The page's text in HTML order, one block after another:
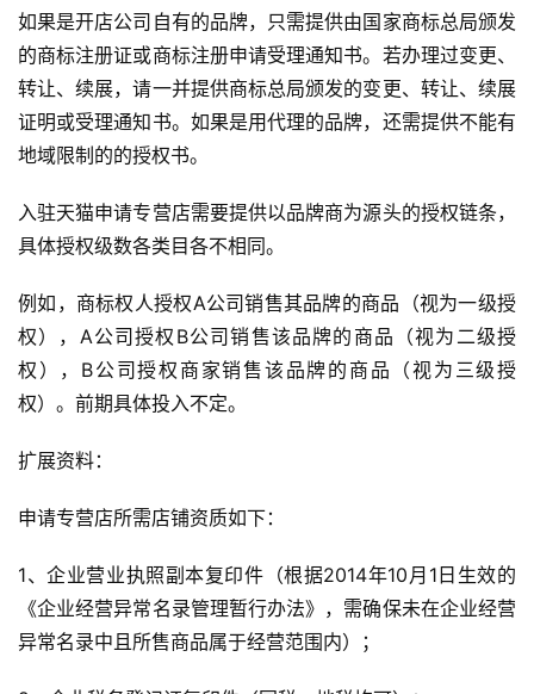
如果是开店公司自有的品牌，只需提供由国家商标总局颁发
的商标注册证或商标注册申请受理通知书。若办理过变更、
转让、续展，请一并提供商标总局颁发的变更、转让、续展
证明或受理通知书。如果是用代理的品牌，还需提供不能有
地域限制的的授权书。
入驻天猫申请专营店需要提供以品牌商为源头的授权链条，
具体授权级数各类目各不相同。
例如，商标权人授权A公司销售其品牌的商品（视为一级授
权），A公司授权B公司销售该品牌的商品（视为二级授
权），B公司授权商家销售该品牌的商品（视为三级授
权）。前期具体投入不定。
扩展资料：
申请专营店所需店铺资质如下：
1、企业营业执照副本复印件（根据2014年10月1日生效的
《企业经营异常名录管理暂行办法》，需确保未在企业经营
异常名录中且所售商品属于经营范围内）；